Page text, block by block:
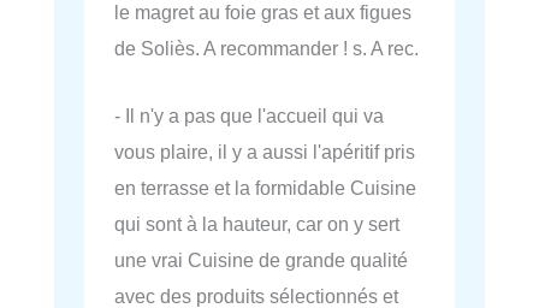
le magret au foie gras et aux figues
de Soliès. A recommander ! s. A rec.
- Il n'y a pas que l'accueil qui va
vous plaire, il y a aussi l'apéritif pris
en terrasse et la formidable Cuisine
qui sont à la hauteur, car on y sert
une vrai Cuisine de grande qualité
avec des produits sélectionnés et